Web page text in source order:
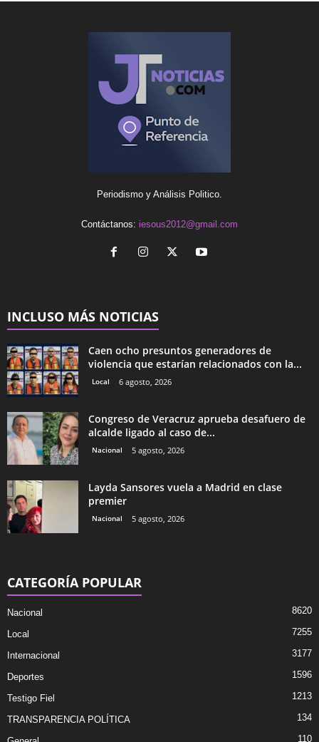
Periodismo y Análisis Politico.
Contáctanos: iesous2012@gmail.com
INCLUSO MÁS NOTICIAS
Caen ocho presuntos generadores de
violencia que estarían relacionados con la...
Local 6 agosto, 2026
Congreso de Veracruz aprueba desafuero de
alcalde ligado al caso de...
Nacional 5 agosto, 2026
Layda Sansores vuela a Madrid en clase
premier
Nacional 5 agosto, 2026
CATEGORÍA POPULAR
Nacional 8620
Local 7255
Internacional 3177
Deportes 1596
Testigo Fiel 1213
TRANSPARENCIA POLÍTICA 134
110